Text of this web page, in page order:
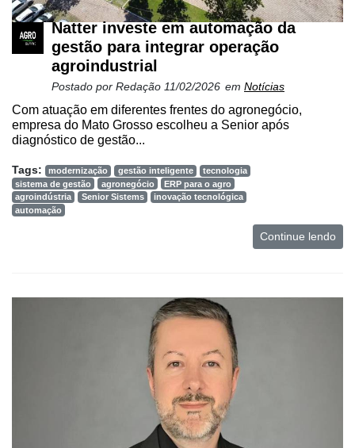
Natter investe em automação da
gestão para integrar operação
agroindustrial
Postado por Redação 11/02/2026 em Notícias
Com atuação em diferentes frentes do agronegócio,
empresa do Mato Grosso escolheu a Senior após
diagnóstico de gestão...
Tags: modernização gestão inteligente
tecnologia
sistema de gestão
agronegócio
ERP para o agro
agroindústria
Senior Sistems
inovação tecnológica
automação
Continue lendo